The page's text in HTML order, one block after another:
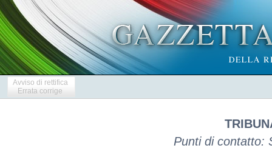
Avviso di rettifica
Errata corrige
Punti di contatto: